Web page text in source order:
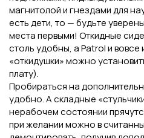
магнитолой и гнездами для
есть дети, то — будьте
места первыми! Откидные
столь удобны, а Patrol и вовсе
«откидушки» можно
плату).
Пробираться на
удобно. А складные
нерабочем состоянии
при желании можно в